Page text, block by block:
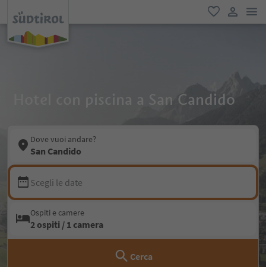
favoriti
user link
Hotel con piscina a San Candido
Dove vuoi andare?
San Candido
Scegli le date
Ospiti e camere
2 ospiti / 1 camera
Cerca